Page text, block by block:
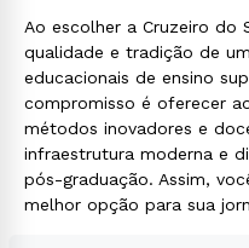
Ao escolher a Cruzeiro do
qualidade e tradição de
educacionais de ensino
compromisso é oferecer
métodos inovadores e
infraestrutura moderna e
pós-graduação. Assim,
melhor opção para sua
Estou de acordo com a
autorizo que meus
envio de conteúdos da